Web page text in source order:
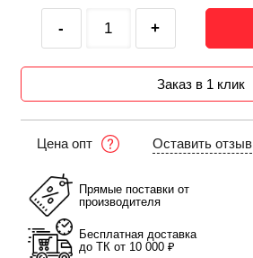
- +
Заказ в 1 клик
Цена опт Оставить отзыв
Прямые поставки от
производителя
Бесплатная доставка
до ТК от 10 000 ₽